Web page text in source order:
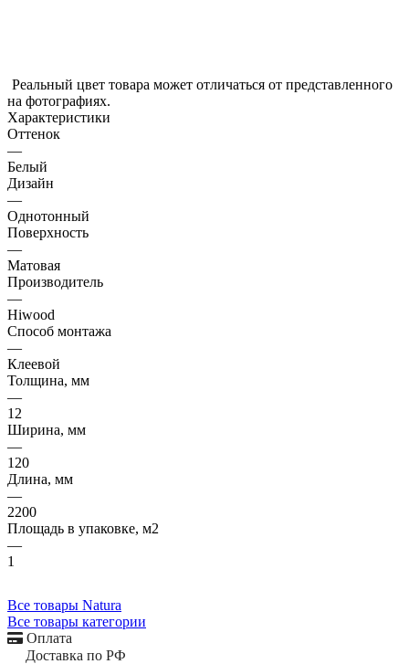
Реальный цвет товара может отличаться от представленного
на фотографиях.
Характеристики
Оттенок
—
Белый
Дизайн
—
Однотонный
Поверхность
—
Матовая
Производитель
—
Hiwood
Способ монтажа
—
Клеевой
Толщина, мм
—
12
Ширина, мм
—
120
Длина, мм
—
2200
Площадь в упаковке, м2
—
1
Все товары Natura
Все товары категории
Оплата
Доставка по РФ